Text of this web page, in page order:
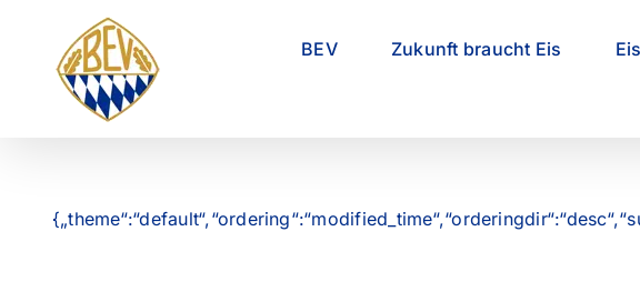
springen
BEV Zukunft braucht Eis